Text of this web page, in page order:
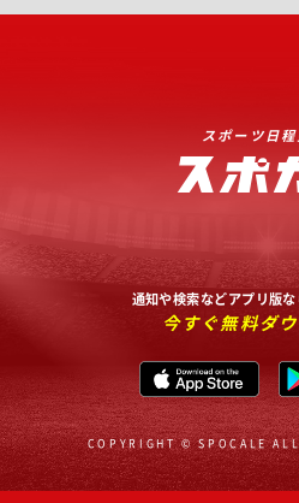
スポーツ日
通知や検索などアプリ版
今すぐ無料ダ
COPYRIGHT © SPOCALE